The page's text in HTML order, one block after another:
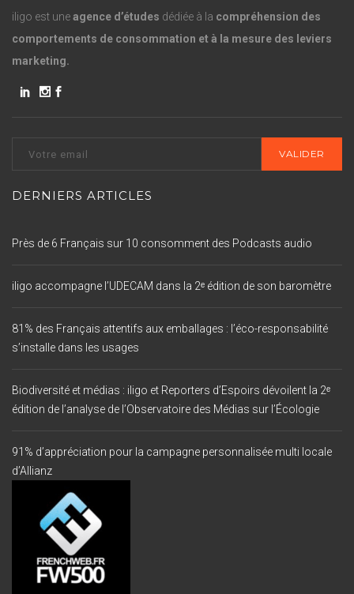
iligo est uneagence d’études dédiée à la compréhension des
comportements de consommation et à la mesure des leviers
marketing.
DERNIERS ARTICLES
Près de 6 Français sur 10 consomment des Podcasts audio
iligo accompagne l’UDECAM dans la 2ᵉ édition de son baromètre
81% des Français attentifs aux emballages : l’éco-responsabilité
s’installe dans les usages
Biodiversité et médias : iligo et Reporters d’Espoirs dévoilent la 2ᵉ
édition de l’analyse de l’Observatoire des Médias sur l’Écologie
91% d’appréciation pour la campagne personnalisée multi locale
d’Allianz